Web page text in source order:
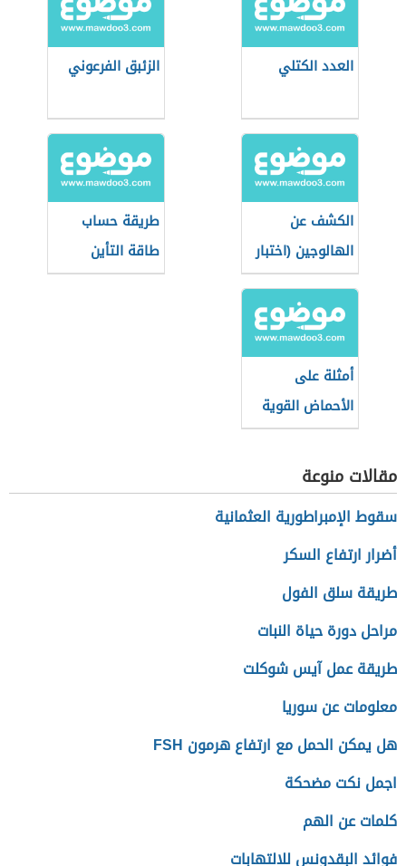
العدد الكتلي الزئبق الفرعوني
الكشف عن
الهالوجين (اختبار
بيلشتاين)
طريقة حساب
طاقة التأين
أمثلة على
الأحماض القوية
والضعيفة
مقالات منوعة
سقوط الإمبراطورية العثمانية
أضرار ارتفاع السكر
طريقة سلق الفول
مراحل دورة حياة النبات
طريقة عمل آيس شوكلت
معلومات عن سوريا
هل يمكن الحمل مع ارتفاع هرمون FSH
اجمل نكت مضحكة
كلمات عن الهم
فوائد البقدونس للالتهابات